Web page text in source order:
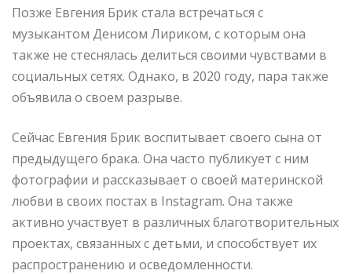
Позже Евгения Брик стала встречаться с
музыкантом Денисом Лириком, с которым она
также не стеснялась делиться своими чувствами в
социальных сетях. Однако, в 2020 году, пара также
объявила о своем разрыве.
Сейчас Евгения Брик воспитывает своего сына от
предыдущего брака. Она часто публикует с ним
фотографии и рассказывает о своей материнской
любви в своих постах в Instagram. Она также
активно участвует в различных благотворительных
проектах, связанных с детьми, и способствует их
распространению и осведомленности.